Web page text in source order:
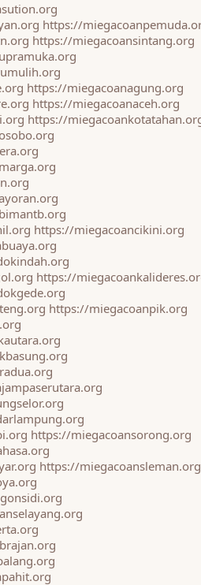
https://
https://miegacoansintang.org
https://miegacoanagung.org
https://miegacoanaceh.org
https://
https://miegacoancikini.org
https://
https://miegacoanpik.org
https://miegacoansorong.org
https://miegacoansleman.org